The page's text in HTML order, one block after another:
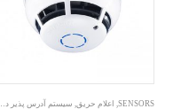
SENSORS
, اعلام حریق, سیستم آدرس پذیر دیجیتال هوشمند